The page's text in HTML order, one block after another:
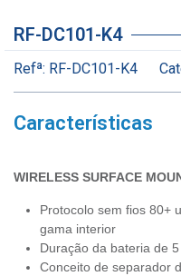
RF-DC101-K4
Refª: RF-DC101-K4
Características
WIRELESS SURFACE
Protocolo sem fios 80+
gama interior
Duração da bateria de
Conceito de separador